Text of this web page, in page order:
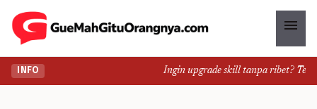
menu
INFO Ingin upgrade skill tanpa ribet?